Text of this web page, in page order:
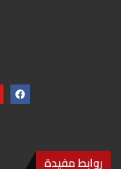
روابط مفيدة